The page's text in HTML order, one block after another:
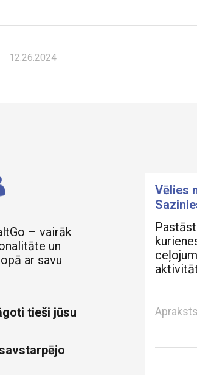
12.26.2024
– vairāk
un
ar savu
tieši jūsu
Vēlies
Apraksts